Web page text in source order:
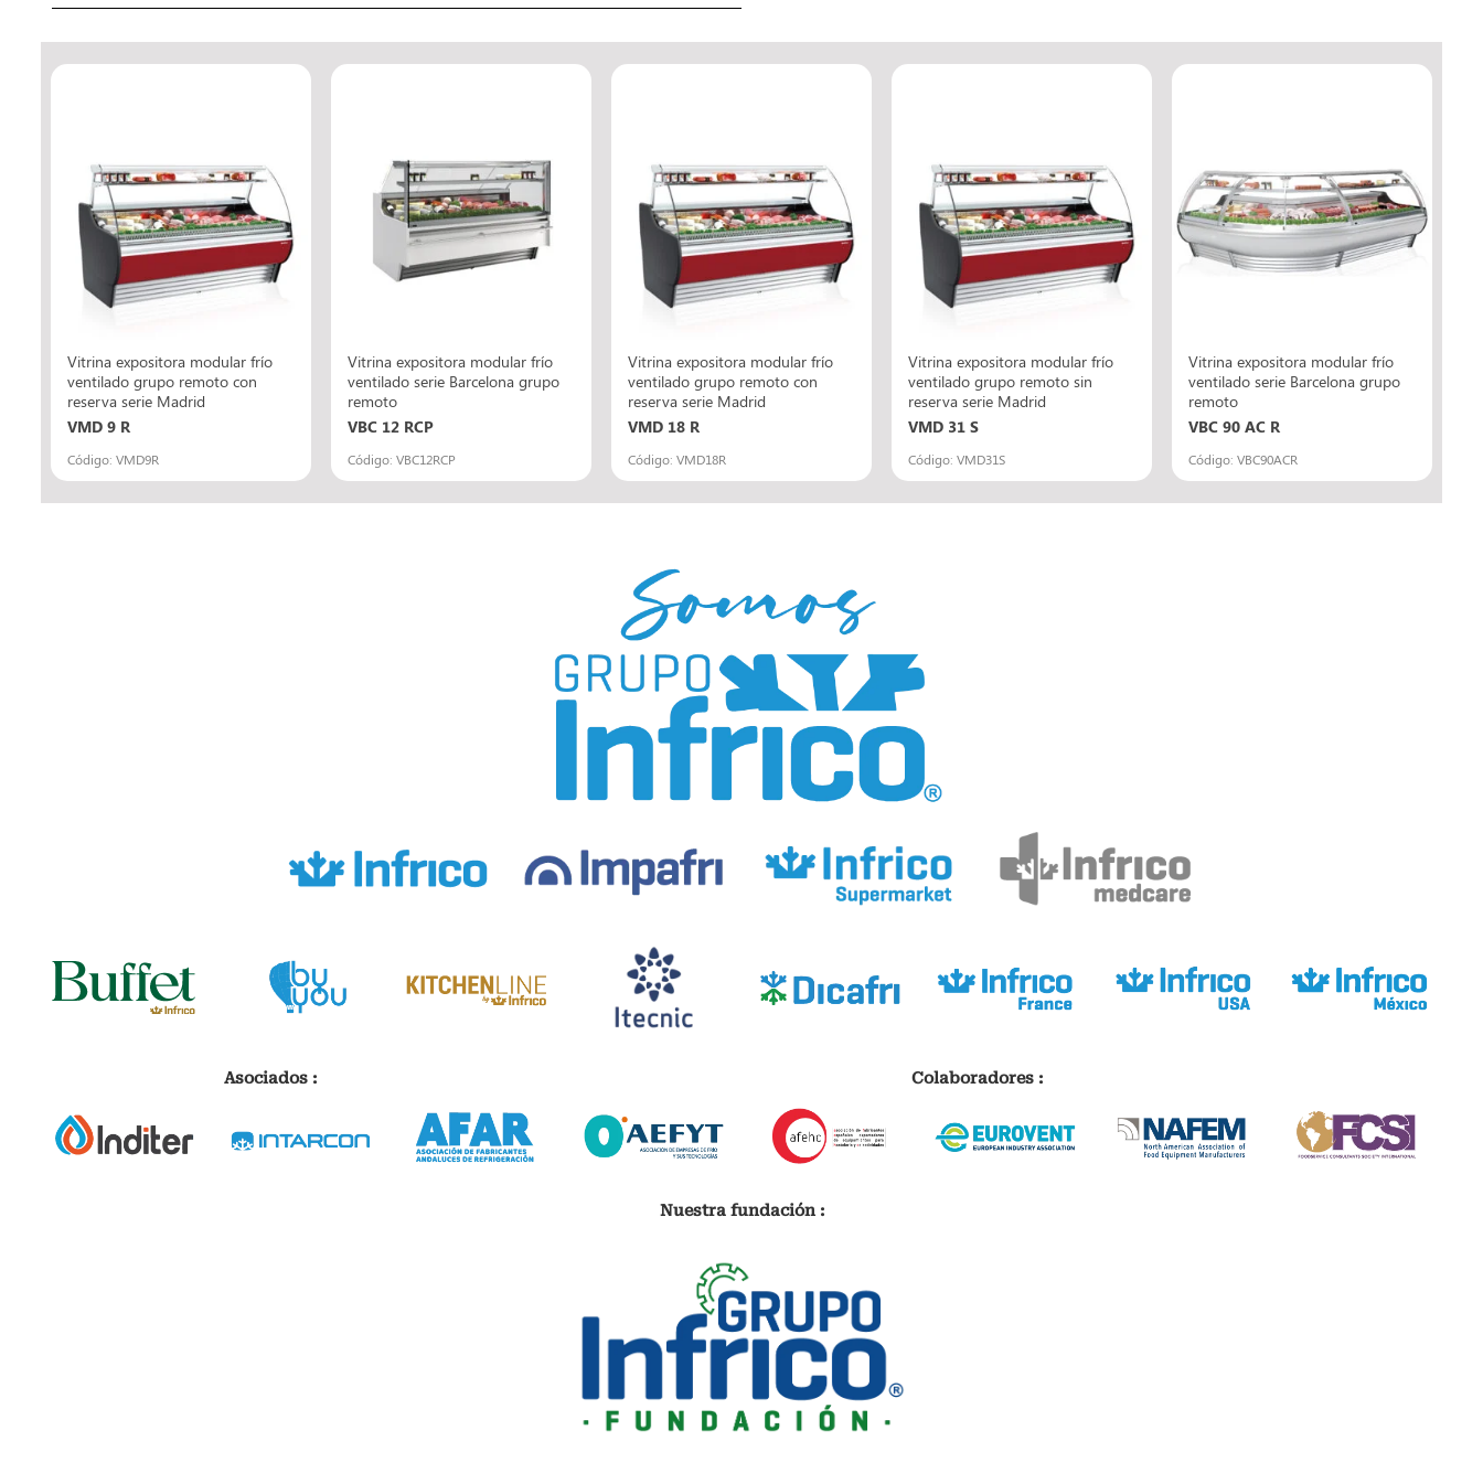
Vitrina expositora modular frío
ventilado grupo remoto con
reserva serie Madrid
VMD 9 R
Código: VMD9R
Vitrina expositora modular frío
ventilado serie Barcelona grupo
remoto
VBC 12 RCP
Código: VBC12RCP
Vitrina expositora modular frío
ventilado grupo remoto con
reserva serie Madrid
VMD 18 R
Código: VMD18R
Vitrina expositora modular frío
ventilado grupo remoto sin
reserva serie Madrid
VMD 31 S
Código: VMD31S
Vitrina expositora modular frío
ventilado serie Barcelona grupo
remoto
VBC 90 AC R
Código: VBC90ACR
Asociados : Colaboradores :
Nuestra fundación :